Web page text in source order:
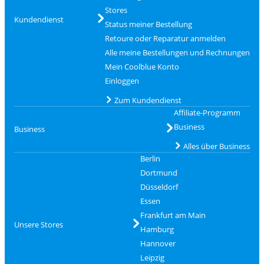
Kundendienst
Stores
Status meiner Bestellung
Retoure oder Reparatur anmelden
Alle meine Bestellungen und Rechnungen
Mein Coolblue Konto
Einloggen
Zum Kundendienst
Business
Affiliate-Programm
Business
Alles über Business
Unsere Stores
Berlin
Dortmund
Düsseldorf
Essen
Frankfurt am Main
Hamburg
Hannover
Leipzig